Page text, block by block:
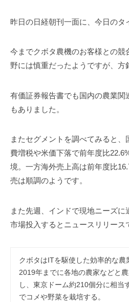
昨日の日経朝刊一面に、今日のタ
今までクボタ農機のお客様との競
野には慎重だったようですが、方
有価証券報告書でも国内の農業関
もありました。
またセグメントを調べてみると
費増税や米価下落で前年度比
境。一方海外売上高は前年度比
売は順調のようです。
また先週、インドで現地ニーズ
市場投入するとニュースリリース
クボタはITを駆使した効率的な農
2019年までに各地の農家などと
し、東京ドーム約210個分に相当
でコメや野菜を栽培する。